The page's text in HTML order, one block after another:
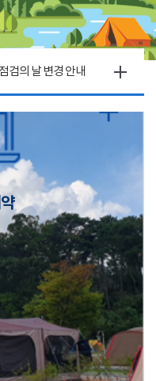
검의 날 변경 안내
공지
검의 날 변경 안내
영 공지
검의 날 변경 안내